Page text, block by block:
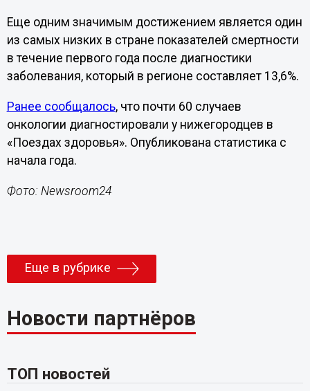
Еще одним значимым достижением является один
из самых низких в стране показателей смертности
в течение первого года после диагностики
заболевания, который в регионе составляет 13,6%.
Ранее сообщалось, что почти 60 случаев
онкологии диагностировали у нижегородцев в
«Поездах здоровья». Опубликована статистика с
начала года.
Фото: Newsroom24
Еще в рубрике
Новости партнёров
ТОП новостей